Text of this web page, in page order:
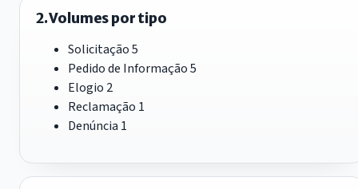
2. Volumes por tipo
Solicitação5
Pedido de Informação5
Elogio 2
Reclamação 1
Denúncia 1